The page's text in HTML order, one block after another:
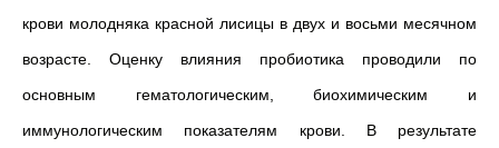
крови молодняка красной лисицы в двух и восьми месячном
возрасте. Оценку влияния пробиотика проводили по
основным гематологическим, биохимическим и
иммунологическим показателям крови. В результате